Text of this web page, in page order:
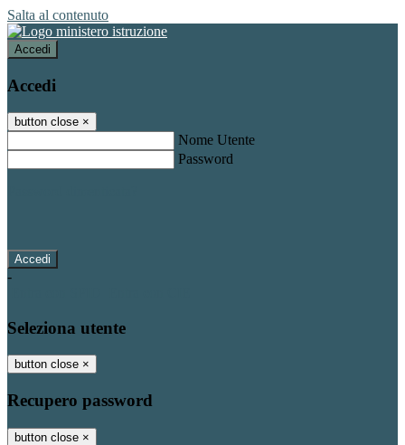
Salta al contenuto
Accedi
Accedi
button close ×
Nome Utente
Password
-
Seleziona utente
button close ×
Recupero password
button close ×